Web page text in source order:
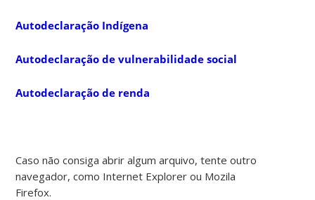
Autodeclaração Indígena
Autodeclaração de vulnerabilidade social
Autodeclaração de renda
Caso não consiga abrir algum arquivo, tente outro
navegador, como Internet Explorer ou Mozila
Firefox.